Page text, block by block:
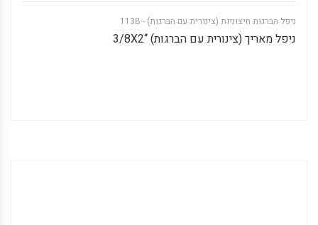
ניפל הברגות חיצוניות (צינורית עם הברגות) - 113B
ניפל מאריך (צינורית עם הברגות) “3/8X2